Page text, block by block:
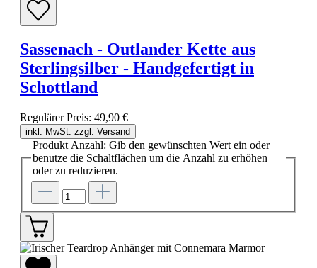
Sassenach - Outlander Kette aus
Sterlingsilber - Handgefertigt in
Schottland
Regulärer Preis: 49,90 €
inkl. MwSt. zzgl. Versand
Produkt Anzahl: Gib den gewünschten Wert ein oder
benutze die Schaltflächen um die Anzahl zu erhöhen
oder zu reduzieren.